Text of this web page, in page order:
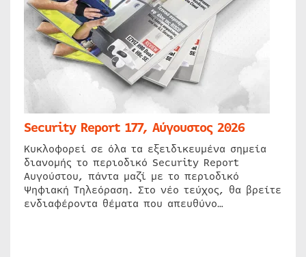
Security Report 177, Αύγουστος 2026
Κυκλοφορεί σε όλα τα εξειδικευμένα σημεία
διανομής το περιοδικό Security Report
Αυγούστου, πάντα μαζί με το περιοδικό
Ψηφιακή Τηλεόραση. Στο νέο τεύχος, θα βρείτε
ενδιαφέροντα θέματα που απευθύνο…